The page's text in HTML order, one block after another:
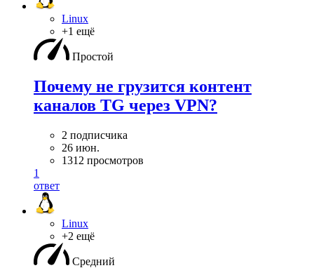
Linux
+1 ещё
Простой
Почему не грузится контент
каналов TG через VPN?
2 подписчика
26 июн.
1312 просмотров
1
ответ
Linux
+2 ещё
Средний